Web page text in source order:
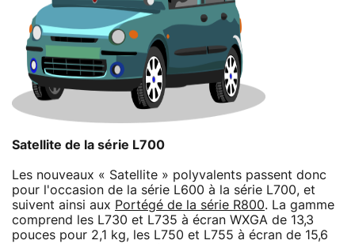
Satellite de la série L700
Les nouveaux « Satellite » polyvalents passent donc
pour l'occasion de la série L600 à la série L700, et
suivent ainsi aux Portégé de la série R800. La gamme
comprend les L730 et L735 à écran WXGA de 13,3
pouces pour 2,1 kg, les L750 et L755 à écran de 15,6